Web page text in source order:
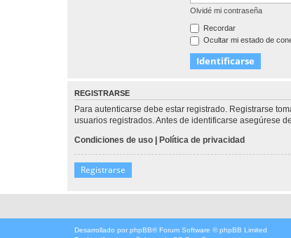
Olvidé mi contraseña
Recordar
Ocultar mi estado de
REGISTRARSE
Para autenticarse debe estar registrado. Registrarse
usuarios registrados. Antes de identificarse asegúrese
Condiciones de uso
Política de privacidad
Registrarse
Desarrollado por phpBB® Forum Software © phpBB Limited